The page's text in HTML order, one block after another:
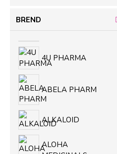
BREND
4U PHARMA
ABELA PHARM
ALKALOID
ALOHA